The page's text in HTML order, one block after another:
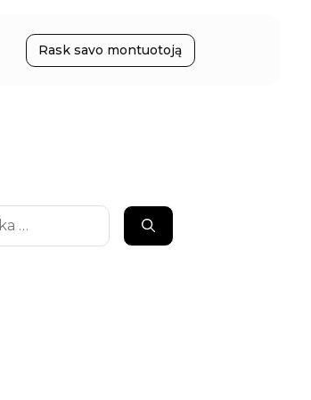
Rask savo montuotoją